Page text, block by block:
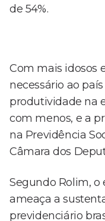
de 54%.
Com mais idosos
necessário ao
produtividade na
com menos, e a
na Previdência
Câmara dos
Segundo Rolim,
ameaça a
previdenciário